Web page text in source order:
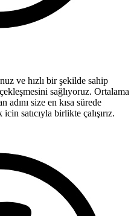
ve hızlı bir şekilde sahip
sağlıyoruz. Ortalama
adını size en kısa sürede
satıcıyla birlikte çalışırız.